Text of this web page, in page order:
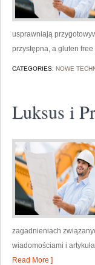
usprawniają
przystępna, a gluten
CATEGORIES: NOWE
Luksus i
zagadnieniach
wiadomościami i
Read More ]